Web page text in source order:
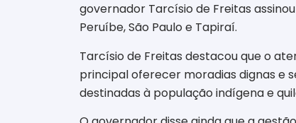
governador Tarcísio de Freitas
Peruíbe, São Paulo e Tapiraí.
Tarcísio de Freitas destacou que o
principal oferecer moradias dignas e
destinadas à população indígena e